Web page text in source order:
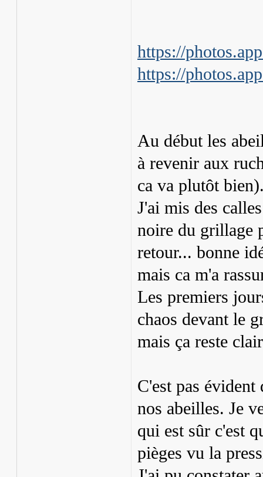
https://
https://
Au début les
à revenir aux
ca va plutôt
J'ai mis des
noire du grillage
retour... bonne
mais ca m'a
Les premiers
chaos devant le
mais ça reste
C'est pas
nos abeilles. Je
qui est sûr c'est
pièges vu la